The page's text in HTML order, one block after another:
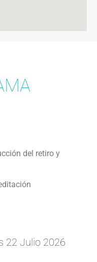
del retiro y
22 Julio 2026